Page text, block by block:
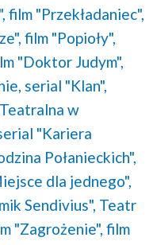
film "Przekładaniec",
film "Popioły",
"Doktor Judym",
serial "Klan",
w
"Kariera
Połanieckich",
dla jednego",
Sendivius", Teatr
"Zagrożenie", film